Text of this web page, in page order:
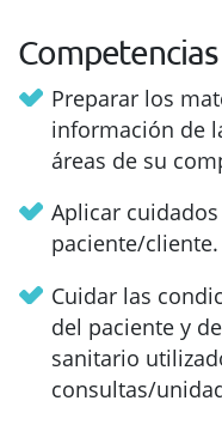
Preparar los
información de
áreas de su
Aplicar
paciente/cliente.
Cuidar las
del paciente y
sanitario
consultas/